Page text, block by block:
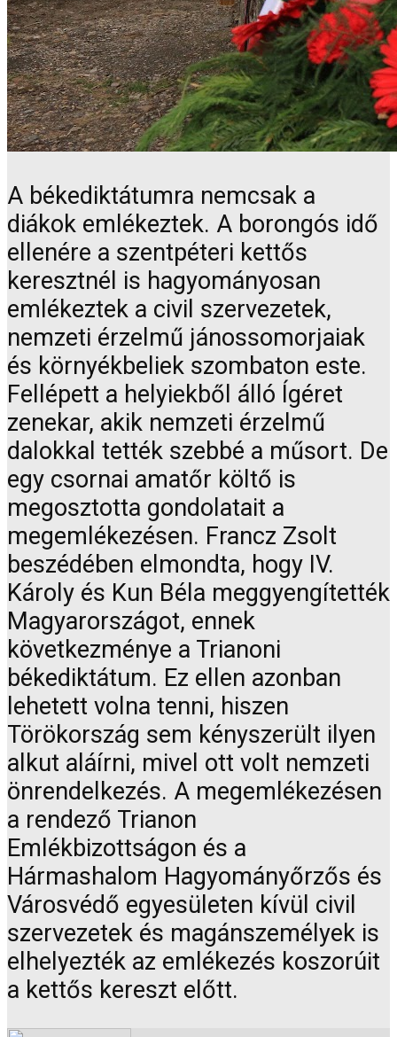
A békediktátumra nemcsak a
diákok emlékeztek. A borongós idő
ellenére a szentpéteri kettős
keresztnél is hagyományosan
emlékeztek a civil szervezetek,
nemzeti érzelmű jánossomorjaiak
és környékbeliek szombaton este.
Fellépett a helyiekből álló Ígéret
zenekar, akik nemzeti érzelmű
dalokkal tették szebbé a műsort. De
egy csornai amatőr költő is
megosztotta gondolatait a
megemlékezésen. Francz Zsolt
beszédében elmondta, hogy IV.
Károly és Kun Béla meggyengítették
Magyarországot, ennek
következménye a Trianoni
békediktátum. Ez ellen azonban
lehetett volna tenni, hiszen
Törökország sem kényszerült ilyen
alkut aláírni, mivel ott volt nemzeti
önrendelkezés. A megemlékezésen
a rendező Trianon
Emlékbizottságon és a
Hármashalom Hagyományőrzős és
Városvédő egyesületen kívül civil
szervezetek és magánszemélyek is
elhelyezték az emlékezés koszorúit
a kettős kereszt előtt.